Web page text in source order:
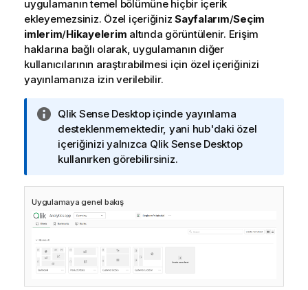
uygulamanın temel bölümüne hiçbir içerik
ekleyemezsiniz. Özel içeriğiniz Sayfalarım/Seçim
imlerim/Hikayelerim altında görüntülenir. Erişim
haklarına bağlı olarak, uygulamanın diğer
kullanıcılarının araştırabilmesi için özel içeriğinizi
yayınlamanıza izin verilebilir.
B
i
l
g
n
o
t
Qlik Sense Desktopiçinde yayınlama
desteklenmemektedir, yani hub'daki özel
içeriğinizi yalnızca Qlik Sense Desktop
kullanırken görebilirsiniz.
Uygulamaya genel bakış